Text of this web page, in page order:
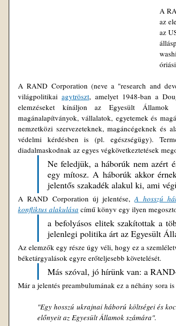
A
az
az
A RAND Corporation (neve a "research and
világpolitikai agytröszt, amelyet 1948-ban a
elemzéseket kínáljon az Egyesült
magánalapítványok, vállalatok, egyetemek és
nemzetközi szervezeteknek, magáncégeknek és
védelmi kérdésben is (pl. egészségügy).
diadalmaskodnak az egyes végkövetkeztetések
Ne feledjük, a háborúk nem azért
egy mítosz. A háborúk akkor
jelentős szakadék alakul ki, ami
A RAND Corporation új jelentése, A hosszú
konfliktus alakulása című könyv egy ilyen
a befolyásos elitek szakítottak a
jelenlegi politika árt az Egyesült
Az elemzők egy része úgy véli, hogy ez a
béketárgyalások egyre erőteljesebb követelését.
Más szóval, jó hírünk van: a
Már a jelentés preambulumának ez a néhány sora
"Egy hosszú ukrajnai háború költségei és
előnyeit az Egyesült Államok számára".